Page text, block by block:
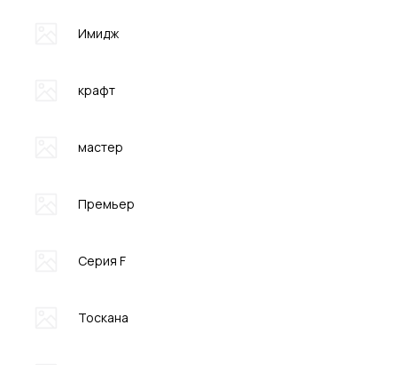
Имидж
крафт
мастер
Премьер
Серия F
Тоскана